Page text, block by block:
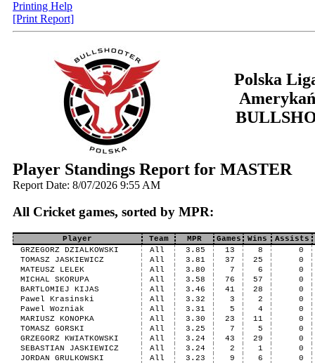
Printing Help
[Print Report]
Polska
Player Standings Report for MASTER
Report Date: 8/07/2026 9:55 AM
All Cricket games, sorted by MPR:
Player Team MPR Games Wins
Assists
GRZEGORZ DZIALKOWSKI
All 3.85 13 8
0
TOMASZ JASKIEWICZ
All 3.81 37 25
0
MATEUSZ LELEK
All 3.80 7 6
0
MICHAL SKORUPA
All 3.58 76 57
0
BARTLOMIEJ KIJAS
All 3.46 41 28
0
Pawel Krasinski
All 3.32 3 2
0
Pawel Wozniak
All 3.31 5 4
0
MARIUSZ KONOPKA
All 3.30 23 11
0
TOMASZ GORSKI
All 3.25 7 5
0
GRZEGORZ KWIATKOWSKI
All 3.24 43 29
0
SEBASTIAN JASKIEWICZ
All 3.24 2 1
0
JORDAN GRULKOWSKI
All 3.23 9 6
0